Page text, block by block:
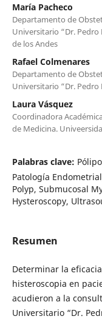
María Pacheco
Departamento de
Universitario “Dr. Pedro
de los Andes
Rafael Colmenares
Departamento de
Universitario “Dr. Pedro
Laura Vásquez
Coordinadora
de Medicina.
Palabras clave:
Patología
Polyp, Submucosal
Hysteroscopy,
Resumen
Determinar la
histeroscopia en
acudieron a la
Universitario “Dr.